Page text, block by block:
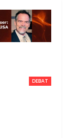
DEBAT